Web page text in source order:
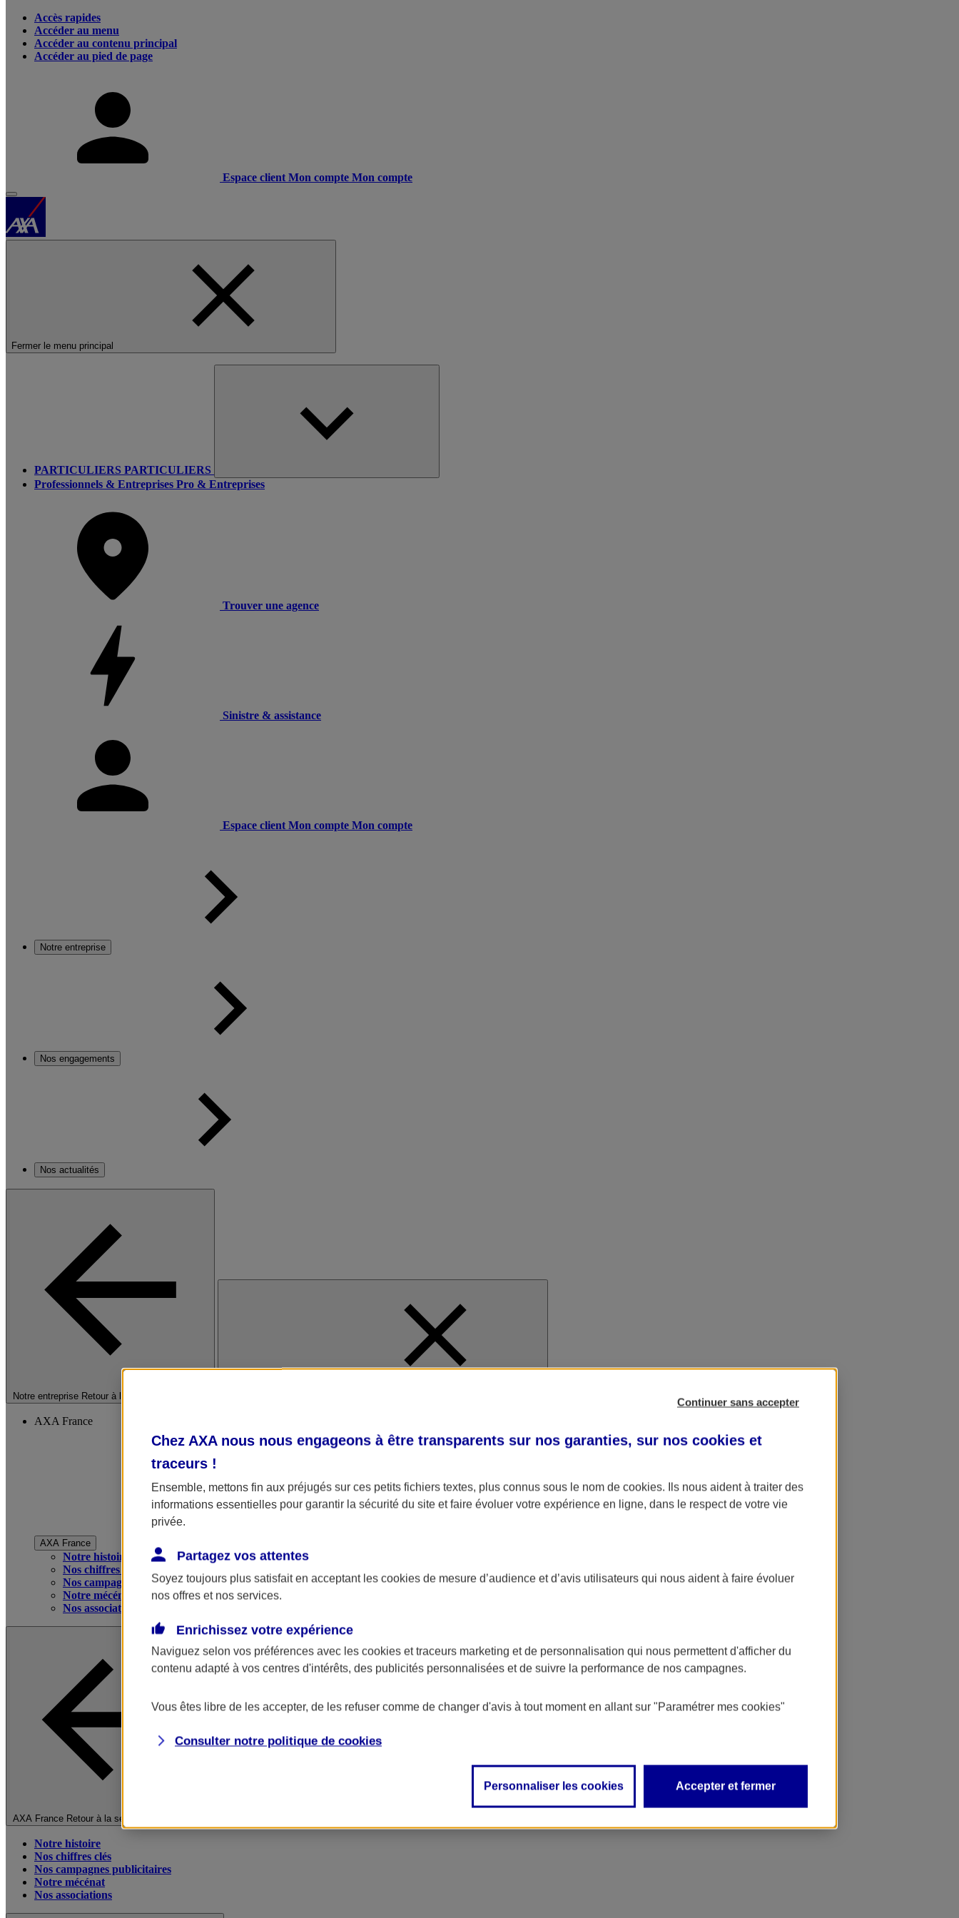
Accès rapides
Accéder au menu
Accéder au contenu principal
Accéder au pied de page
Espace client Mon compte Mon compte
Fermer le menu principal
PARTICULIERS PARTICULIERS
Professionnels & Entreprises Pro & Entreprises
Trouver une agence
Sinistre & assistance
Espace client Mon compte Mon compte
Notre entreprise
Nos engagements
Nos actualités
Notre entreprise Retour à la section précédente
AXA France
AXA France
Notre histoire
Nos chiffres clés
Nos campagnes publicitaires
Notre mécénat
Nos associations
AXA France Retour à la section précédente
Notre histoire
Nos chiffres clés
Nos campagnes publicitaires
Notre mécénat
Nos associations
Continuer sans accepter
Chez AXA nous nous engageons à être transparents sur nos garanties, sur nos cookies et
traceurs !
Ensemble, mettons fin aux préjugés sur ces petits fichiers textes, plus connus sous le nom de cookies. Ils nous aident à traiter des
informations essentielles pour garantir la sécurité du site et faire évoluer votre expérience en ligne, dans le respect de votre vie
privée.
Partagez vos attentes
Soyez toujours plus satisfait en acceptant les cookies de mesure d’audience et d’avis utilisateurs qui nous aident à faire évoluer
nos offres et nos services.
Enrichissez votre expérience
Naviguez selon vos préférences avec les cookies et traceurs marketing et de personnalisation qui nous permettent d'afficher du
contenu adapté à vos centres d'intérêts, des publicités personnalisées et de suivre la performance de nos campagnes.
Vous êtes libre de les accepter, de les refuser comme de changer d'avis à tout moment en allant sur "Paramétrer mes cookies"
Consulter notre politique de cookies
Personnaliser les cookies Accepter et fermer